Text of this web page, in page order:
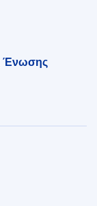
Ένωσης